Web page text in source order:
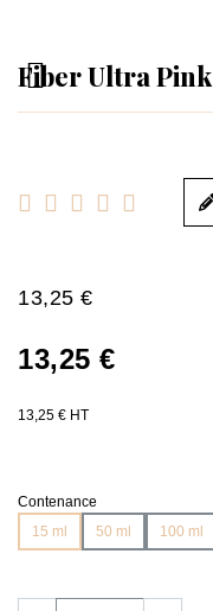
Fiber Ultra Pink
    
13,25 €
13,25 €
13,25 € HT
Contenance
15 ml
50 ml 100 ml